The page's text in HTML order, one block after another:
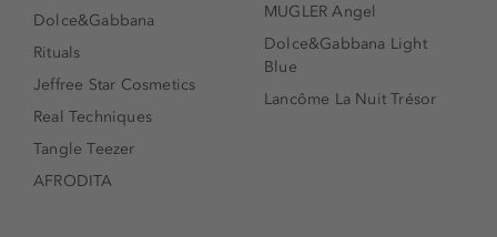
Dolce&Gabbana
Rituals
Jeffree Star Cosmetics
Real Techniques
Tangle Teezer
AFRODITA
MUGLER Angel
Dolce&Gabbana Light
Blue
Lancôme La Nuit Trésor